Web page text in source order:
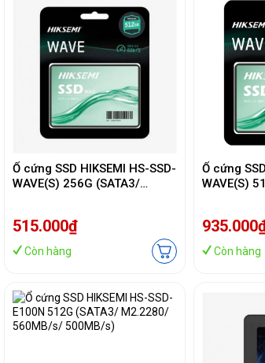
Ổ cứng SSD HIKSEMI HS-SSD-
WAVE(S) 256G (SATA3/
515.000₫
Còn hàng
Ổ cứng
WAVE(S)
Còn hàng